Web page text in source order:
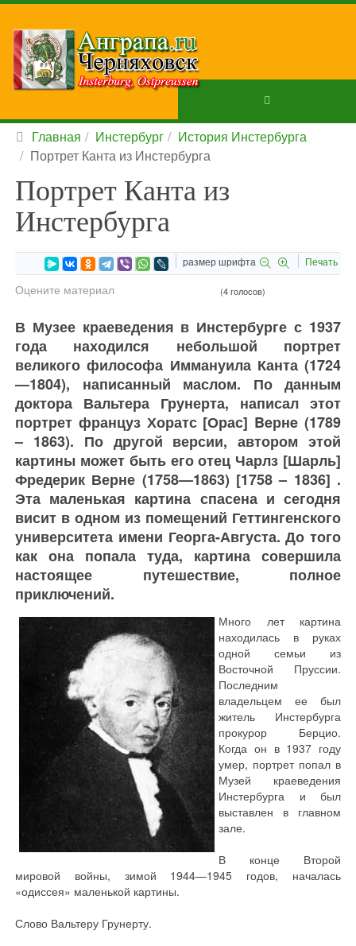
Главная Инстербург
История Инстербурга
Портрет Канта из Инстербурга
Портрет Канта из
Инстербурга
размер шрифта Печать
Оцените материал (4 голосов)
В Музее краеведения в Инстербурге с 1937
года находился небольшой портрет
великого философа Иммануила Канта (1724
—1804), написанный маслом. По данным
доктора Вальтера Грунерта, написал этот
портрет француз Хоратс [Орас] Beрнe (1789
– 1863). По другой версии, автором этой
картины может быть его отец Чарлз [Шарль]
Фредерик Верне (1758—1863) [1758 – 1836] .
Эта маленькая картина спасена и сегодня
висит в одном из помещений Геттингенского
университета имени Георга-Августа. До того
как она попала туда, картина совершила
настоящее путешествие, полное
приключений.
Много лет картина
находилась в руках
одной семьи из
Восточной Пруссии.
Последним
владельцем ее был
житель Инстербурга
прокурор Берцио.
Когда он в 1937 году
умер, портрет попал в
Музей краеведения
Инстербурга и был
выставлен в главном
зале.
В конце Второй
мировой войны, зимой 1944—1945 годов, началась
«одиссея» маленькой картины.
Слово Вальтеру Грунерту.